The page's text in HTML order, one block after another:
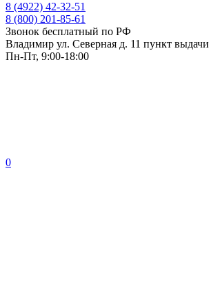
8 (4922) 42-32-51
8 (800) 201-85-61
Звонок бесплатный по РФ
Владимир ул. Северная д. 11 пункт выдачи
Пн-Пт, 9:00-18:00
0